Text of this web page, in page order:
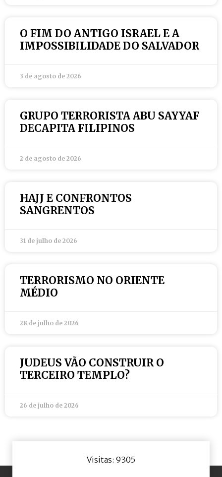
O FIM DO ANTIGO ISRAEL E A
IMPOSSIBILIDADE DO SALVADOR
3 de agosto de 2026
GRUPO TERRORISTA ABU SAYYAF
DECAPITA FILIPINOS
2 de agosto de 2026
HAJJ E CONFRONTOS
SANGRENTOS
31 de julho de 2026
TERRORISMO NO ORIENTE
MÉDIO
28 de julho de 2026
JUDEUS VÃO CONSTRUIR O
TERCEIRO TEMPLO?
26 de julho de 2026
Visitas: 9305